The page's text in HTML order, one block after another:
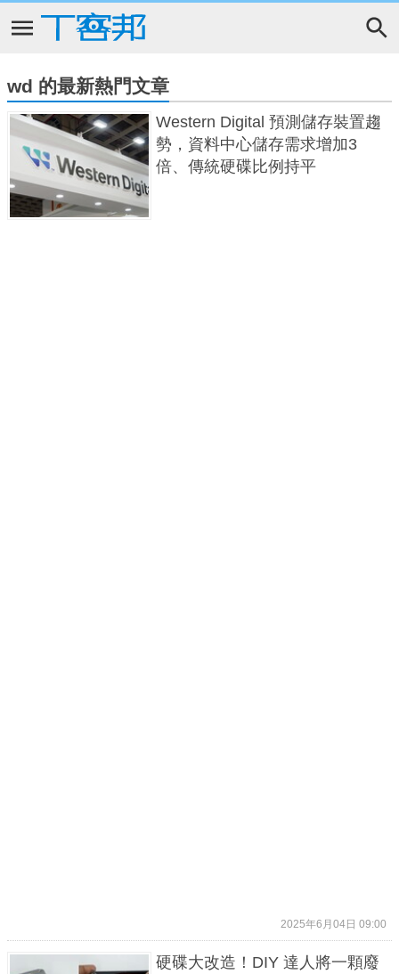
wd 的最新熱門文章
Western Digital 預測儲存裝置趨
勢，資料中心儲存需求增加3
倍、傳統硬碟比例持平
2025年6月04日 09:00
硬碟大改造！DIY 達人將一顆廢